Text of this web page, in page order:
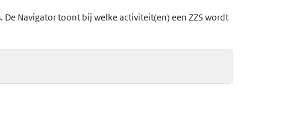
Navigator toont bij welke activiteit(en) een ZZS wordt